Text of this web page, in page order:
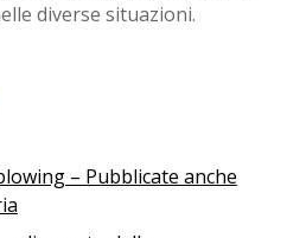
diverse situazioni.
– Pubblicate anche